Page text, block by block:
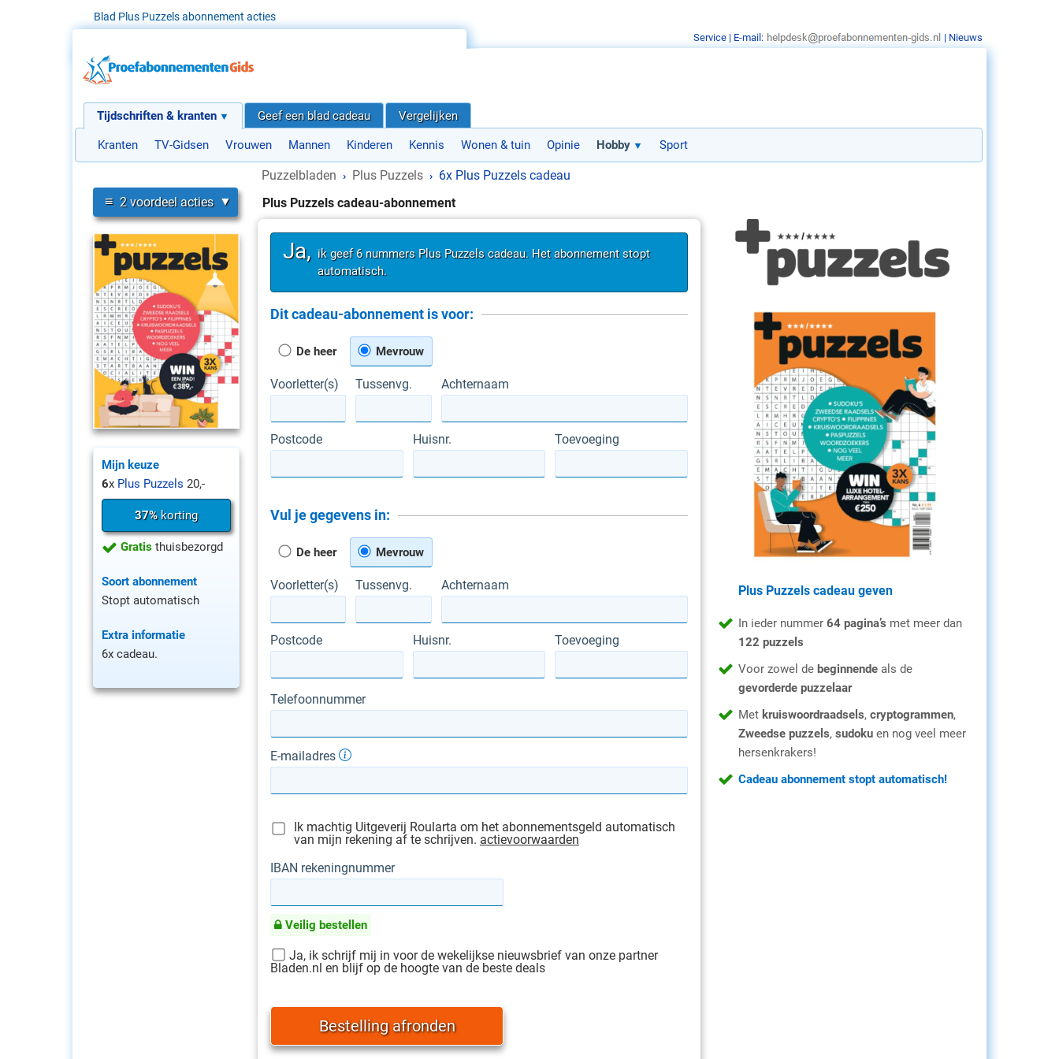
Blad Plus Puzzels abonnement acties
Tijdschriften & kranten
Kranten TV-Gidsen Vrouwen Mannen Kinderen Kennis Wonen & tuin Opinie Hobby Sport
Geef een blad cadeau Vergelijken
Puzzelbladen › Plus Puzzels › 6x Plus Puzzels cadeau
≡ 2 voordeel acties
Mijn keuze
6x Plus Puzzels 20,-
37%korting
Gratis thuisbezorgd
Soort abonnement
Stopt automatisch
Extra informatie
6x cadeau.
Plus Puzzels cadeau-abonnement
Ja, ik geef 6 nummers Plus Puzzels cadeau. Het abonnement stopt
automatisch.
Dit cadeau-abonnement is voor:
De heer Mevrouw
Voorletter(s) Tussenvg. Achternaam
Postcode Huisnr. Toevoeging
Vul je gegevens in:
De heer Mevrouw
Voorletter(s) Tussenvg. Achternaam
Postcode Huisnr. Toevoeging
Telefoonnummer
E-mailadres
Ik machtig Uitgeverij Roularta om het abonnementsgeld automatisch
van mijn rekening af te schrijven. actievoorwaarden
IBAN rekeningnummer
Veilig bestellen
Ja, ik schrijf mij in voor de wekelijkse nieuwsbrief van onze partner
Bladen.nl en blijf op de hoogte van de beste deals
Plus Puzzels cadeau geven
In ieder nummer 64 pagina’s met meer dan
122 puzzels
Voor zowel de beginnende als de
gevorderde puzzelaar
Met kruiswoordraadsels, cryptogrammen,
Zweedse puzzels, sudoku en nog veel meer
hersenkrakers!
Cadeau abonnement stopt automatisch!
Service | E-mail: | Nieuws